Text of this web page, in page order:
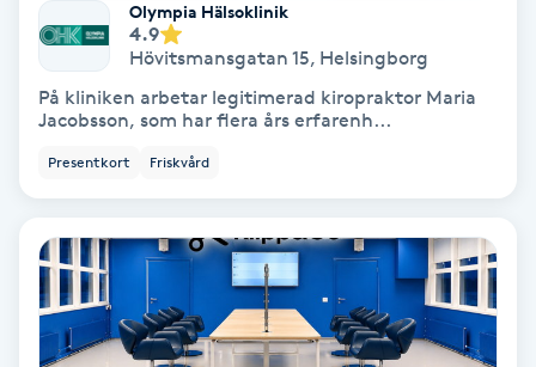
Reiki massage
Restorative Yoga
Rosacea
Ryggmassage
Olympia Hälsoklinik
4.9
Hövitsmansgatan 15, Helsingborg
På kliniken arbetar legitimerad kiropraktor Maria
Jacobsson, som har flera års erfarenh...
Presentkort Friskvård